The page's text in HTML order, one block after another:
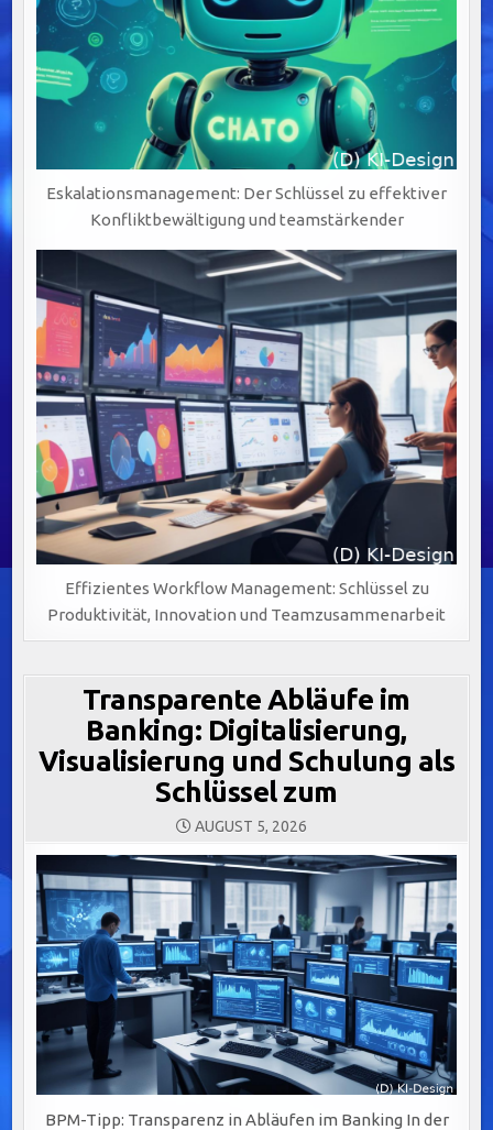
Eskalationsmanagement: Der Schlüssel zu effektiver
Konfliktbewältigung und teamstärkender
Effizientes Workflow Management: Schlüssel zu
Produktivität, Innovation und Teamzusammenarbeit
Transparente Abläufe im
Banking: Digitalisierung,
Visualisierung und Schulung als
Schlüssel zum
AUGUST 5, 2026
BPM-Tipp: Transparenz in Abläufen im Banking In der